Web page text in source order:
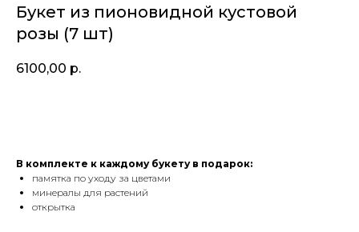
Букет из пионовидной кустовой
розы (7 шт)
6100,00 р.
В комплекте к каждому букету в подарок:
памятка по уходу за цветами
минералы для растений
открытка